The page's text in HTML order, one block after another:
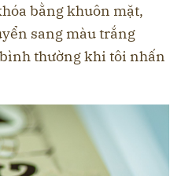
bằng khuôn mặt,
sang màu trắng
thường khi tôi nhấn